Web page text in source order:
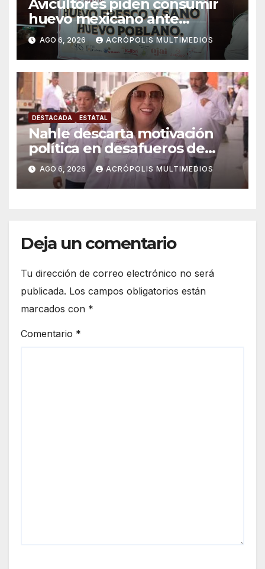
Avicultores piden consumir
huevo mexicano ante
importaciones
AGO 6, 2026 ACRÓPOLIS MULTIMEDIOS
DESTACADA ESTATAL
Nahle descarta motivación
política en desafueros de
alcaldes
AGO 6, 2026 ACRÓPOLIS MULTIMEDIOS
Deja un comentario
Tu dirección de correo electrónico no será
publicada. Los campos obligatorios están
marcados con *
Comentario *